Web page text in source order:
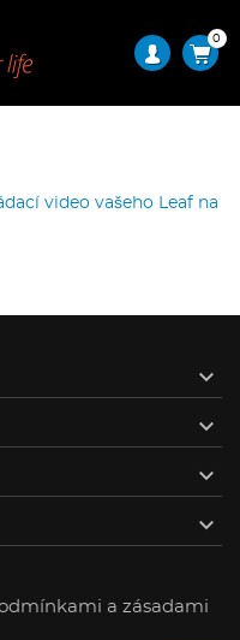
0
video vašeho Leaf na




a zásadami